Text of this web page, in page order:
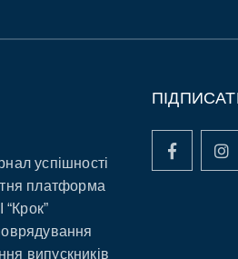
успішності
платформа
“Крок”
випускників